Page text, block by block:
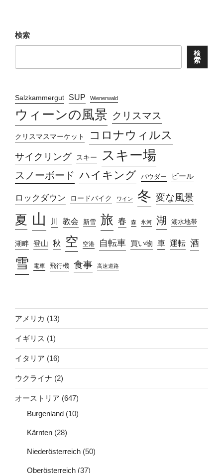
検索
検
索
Salzkammergut SUP Wienerwald
ウィーンの風景 クリスマス
クリスマスマーケット コロナウィルス
サイクリング スキー スキー場
スノーボード ハイキング パウダー ビール
ロックダウン ロードバイク ワイン 冬 変な風景
夏 山 川 教会 新雪 旅 春 森 氷河 湖 湖水地帯
湖畔 登山 秋 空 空港 自転車 買い物 車 運転 酒
雪 電車 飛行機 食事 高速道路
アメリカ (13)
イギリス (1)
イタリア (16)
ウクライナ (2)
オーストリア (647)
Burgenland (10)
Kärnten (28)
Niederösterreich (50)
Oberösterreich (37)